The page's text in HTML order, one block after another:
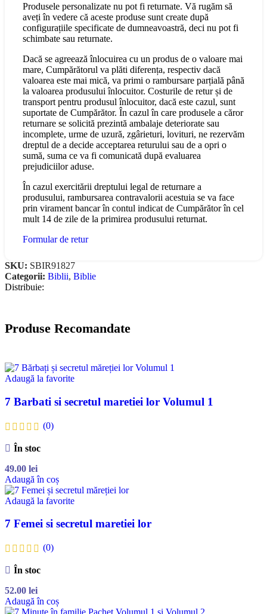
Produsele personalizate nu pot fi returnate. Vă rugăm să
aveți în vedere că aceste produse sunt create după
configurațiile specificate de dumneavoastră, deci nu pot fi
schimbate sau returnate.
Dacă se agreează înlocuirea cu un produs de o valoare mai
mare, Cumpărătorul va plăti diferența, respectiv dacă
valoarea este mai mică, va primi o rambursare parțială până
la valoarea produsului înlocuitor. Costurile de retur și de
transport pentru produsul înlocuitor, dacă este cazul, sunt
suportate de Cumpărător. În cazul în care produsele a căror
returnare se solicită prezintă ambalaje deteriorate sau
incomplete, urme de uzură, zgârieturi, lovituri, ne rezervăm
dreptul de a decide acceptarea returului sau de a opri o
sumă, suma ce va fi comunicată după evaluarea
prejudiciilor aduse.
În cazul exercitării dreptului legal de returnare a
produsului, rambursarea contravalorii acestuia se va face
prin virament bancar în contul indicat de Cumpărător în cel
mult 14 de zile de la primirea produsului returnat.
Formular de retur
SKU: SBIR91827
Categorii: Biblii, Biblie
Distribuie:
Produse Recomandate
Adaugă la favorite
7 Barbati si secretul maretiei lor Volumul 1
(0)
În stoc
49.00 lei
Adaugă în coș
Adaugă la favorite
7 Femei si secretul maretiei lor
(0)
În stoc
52.00 lei
Adaugă în coș